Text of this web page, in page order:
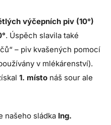
výčepních piv (10°)
. Úspěch slavila také
– piv kvašených pomocí
v mlékárenství).
1. místo náš sour ale
našeho sládka Ing.